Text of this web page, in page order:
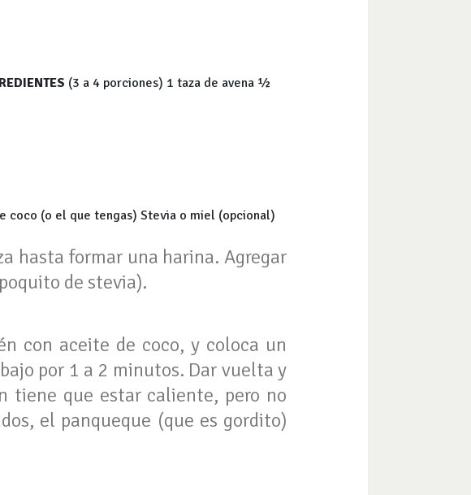
(3 a 4 porciones) 1 taza de avena ½
coco (o el que tengas) Stevia o miel (opcional)
hasta formar una harina. Agregar
de stevia).
con aceite de coco, y coloca un
por 1 a 2 minutos. Dar vuelta y
tiene que estar caliente, pero no
el panqueque (que es gordito)